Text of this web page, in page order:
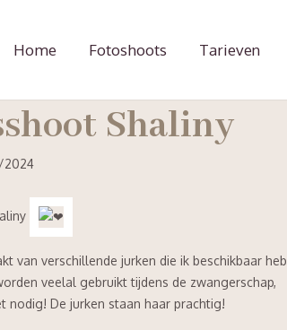
Home Fotoshoots Tarieven
Shaliny
van verschillende jurken die ik beschikbaar heb
veelal gebruikt tijdens de zwangerschap,
nodig! De jurken staan haar prachtig!